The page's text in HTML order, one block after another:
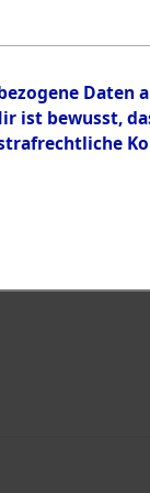
Daten
bewusst,